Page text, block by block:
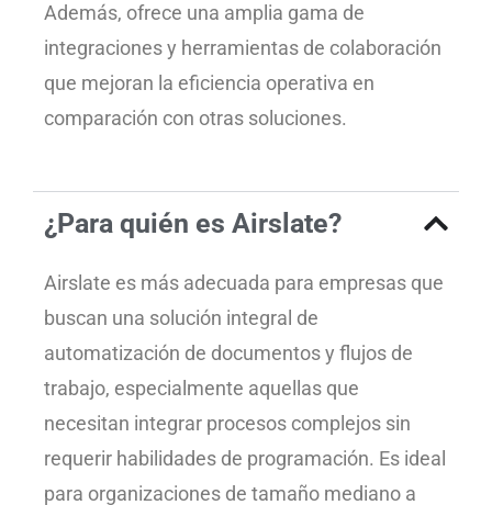
Además, ofrece una amplia gama de
integraciones y herramientas de colaboración
que mejoran la eficiencia operativa en
comparación con otras soluciones.
¿Para quién es Airslate?
Airslate es más adecuada para empresas que
buscan una solución integral de
automatización de documentos y flujos de
trabajo, especialmente aquellas que
necesitan integrar procesos complejos sin
requerir habilidades de programación. Es ideal
para organizaciones de tamaño mediano a